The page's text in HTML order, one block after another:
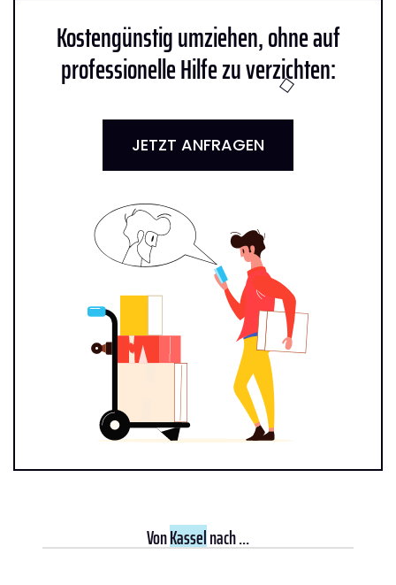
Kostengünstig umziehen, ohne auf
professionelle Hilfe zu verzichten:
JETZT ANFRAGEN
VonKasselnach ...